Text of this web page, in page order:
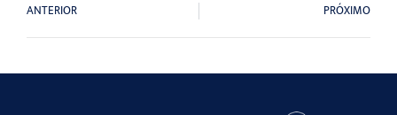
ANTERIOR PRÓXIMO